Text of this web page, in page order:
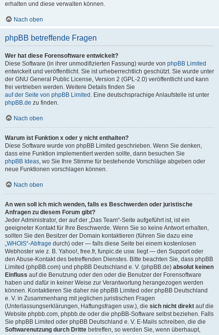
erhalten und diese verwalten können.
Nach oben
phpBB betreffende Fragen
Wer hat diese Forensoftware entwickelt?
Diese Software (in ihrer unmodifizierten Fassung) wurde von phpBB Limited
entwickelt und veröffentlicht. Sie ist urheberrechtlich geschützt. Sie wurde unter
der GNU General Public License, Version 2 (GPL-2.0) veröffentlicht und kann
frei vertrieben werden. Weitere Details finden Sie
auf der Seite von phpBB Limited . Eine deutschsprachige Anlaufstelle ist unter
phpBB.de zu finden.
Nach oben
Warum ist Funktion x oder y nicht enthalten?
Diese Software wurde von phpBB Limited geschrieben. Wenn Sie denken,
dass eine Funktion implementiert werden sollte, dann besuchen Sie
phpBB Ideas, wo Sie Ihre Stimme für bestehende Vorschläge abgeben oder
neue Funktionen vorschlagen können.
Nach oben
An wen soll ich mich wenden, falls es Beschwerden oder juristische
Anfragen zu diesem Forum gibt?
Jeder Administrator, der auf der „Das Team“-Seite aufgeführt ist, ist ein
geeigneter Kontakt für Ihre Beschwerde. Wenn Sie so keine Antwort erhalten,
sollten Sie den Besitzer der Domain kontaktieren (führen Sie dazu eine
„WHOIS“-Abfrage durch) oder — falls diese Seite bei einem kostenlosen
Webhoster wie z. B. Yahoo!, free.fr, funpic.de usw. liegt — den Support oder
den Abuse-Kontakt des betreffenden Dienstes. Bitte beachten Sie, dass phpBB
Limited (phpBB.com) und phpBB Deutschland e. V. (phpBB.de) absolut keinen
Einfluss auf die Benutzung oder den oder die Benutzer der Forensoftware
haben und dafür in keiner Weise zur Verantwortung herangezogen werden
können. Kontaktieren Sie daher nie phpBB Limited oder phpBB Deutschland
e. V. in Zusammenhang mit jeglichen juristischen Fragen
(Unterlassungserklärungen, Haftungsfragen usw.), die sich nicht direkt auf die
Website phpbb.com, phpbb.de oder die phpBB-Software selbst beziehen. Falls
Sie phpBB Limited oder phpBB Deutschland e. V. E-Mails schreiben, die die
Softwarenutzung durch Dritte betreffen, so werden Sie, wenn überhaupt,